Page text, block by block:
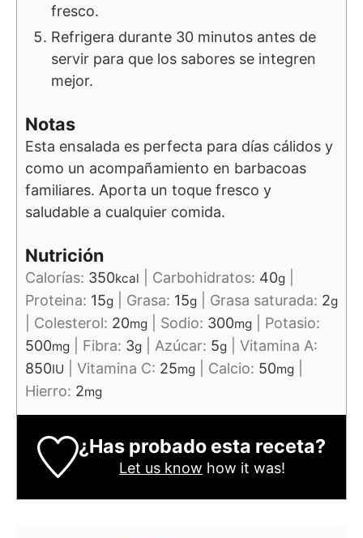
fresco.
Refrigera durante 30 minutos antes de
servir para que los sabores se integren
mejor.
Notas
Esta ensalada es perfecta para días cálidos y
como un acompañamiento en barbacoas
familiares. Aporta un toque fresco y
saludable a cualquier comida.
Nutrición
Calorías: 350kcal Carbohidratos: 40g
Proteina: 15g Grasa: 15g Grasa saturada: 2g
Colesterol: 20mg Sodio: 300mg
Potasio:
500mg Fibra: 3g Azúcar: 5g
Vitamina A:
850IU Vitamina C: 25mg Calcio: 50mg
Hierro: 2mg
¿Has probado esta receta?
Let us know how it was!